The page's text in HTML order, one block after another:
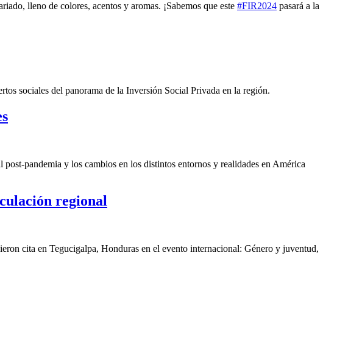
lleno de colores, acentos y aromas. ¡Sabemos que este #FIR2024 pasará a la
sociales del panorama de la Inversión Social Privada en la región.
pandemia y los cambios en los distintos entornos y realidades en América
regional
cita en Tegucigalpa, Honduras en el evento internacional: Género y juventud,